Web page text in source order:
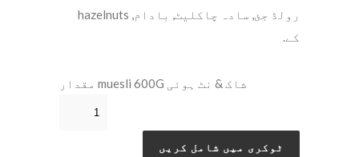
رولڈ جئ, سادہ چاکلیٹ, بادام, hazelnuts
کے.
شاک & نٹ ہوئی muesli 600G مقدار
ٹوکری میں شامل کریں